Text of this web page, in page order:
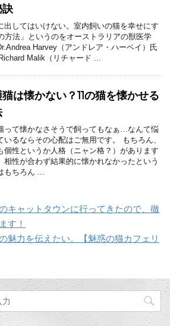
訣
出してはいけない。室内飼いの猫を幸せにす
方法」というのをオーストラリアの獣医学
Harvey（アンドレア・ハーベイ）氏
Malik（リチャード ...
は懐かない？11の猫を懐かせる
って懐かなさそうで飼ってもなぁ…なんて悩
いるならその心配はご無用です。 もちろん、
個性というか人格（ニャン格？）があります
相性が合わず結果的に懐かれなかったという
もちろん ...
キャットタウンに行ってきたので、徹
す！
魅力を伝えたい。【魅惑の猫カフェリ